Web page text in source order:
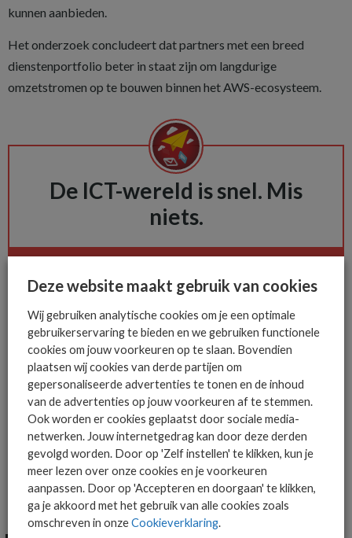
kunnen aanbieden.
Het onderzoek concludeert dat partners met een breed
dienstenportfolio beter in staat zijn om langdurige
omzetstromen op te bouwen binnen het AWS-ecosysteem.
De ICT-wereld is snel. Mis
niets.
mailbox
AANMELDEN
MEER ALGEMEEN IT NIEUWS NIEUWS
Deze website maakt gebruik van cookies
Wij gebruiken analytische cookies om je een optimale
gebruikerservaring te bieden en we gebruiken functionele
cookies om jouw voorkeuren op te slaan. Bovendien
plaatsen wij cookies van derde partijen om
gepersonaliseerde advertenties te tonen en de inhoud
van de advertenties op jouw voorkeuren af te stemmen.
Ook worden er cookies geplaatst door sociale media-
netwerken. Jouw internetgedrag kan door deze derden
gevolgd worden. Door op 'Zelf instellen' te klikken, kun je
meer lezen over onze cookies en je voorkeuren
aanpassen. Door op 'Accepteren en doorgaan' te klikken,
ga je akkoord met het gebruik van alle cookies zoals
omschreven in onzeCookieverklaring.